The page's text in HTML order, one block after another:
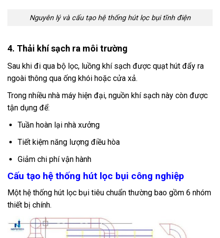
Nguyên lý và cấu tạo hệ thống hút lọc bụi tĩnh điện
4. Thải khí sạch ra môi trường
Sau khi đi qua bộ lọc, luồng khí sạch được quạt hút đẩy ra
ngoài thông qua ống khói hoặc cửa xả.
Trong nhiều nhà máy hiện đại, nguồn khí sạch này còn được
tận dụng để:
Tuần hoàn lại nhà xưởng
Tiết kiệm năng lượng điều hòa
Giảm chi phí vận hành
Cấu tạo hệ thống hút lọc bụi công nghiệp
Một hệ thống hút lọc bụi tiêu chuẩn thường bao gồm 6 nhóm
thiết bị chính.